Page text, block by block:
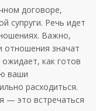
договоре,
супруги. Речь идет
Важно,
отношения значат
как готов
ваши
расходиться.
— это встречаться